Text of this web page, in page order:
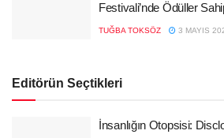
Festivali’nde Ödüller
TUĞBA TOKSÖZ 3 MAYIS
Editörün Seçtikleri
İnsanlığın Otopsisi: